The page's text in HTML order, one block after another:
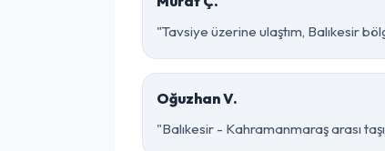
"Tavsiye üzerine ulaştım, Balıkesir
Oğuzhan V.
"Balıkesir - Kahramanmaraş arası